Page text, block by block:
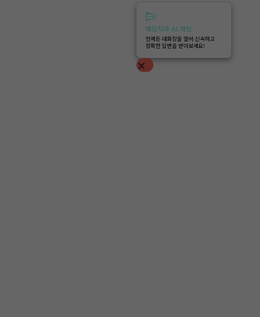
예림치과 AI 채팅
언제든 대화창을 열어 신속하고
정확한 답변을 받아보세요!